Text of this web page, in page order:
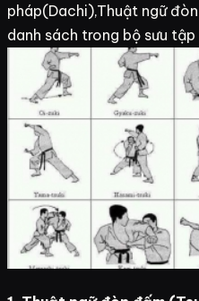
pháp(Dachi),Thuật ngữ
danh sách trong bộ sưu tập